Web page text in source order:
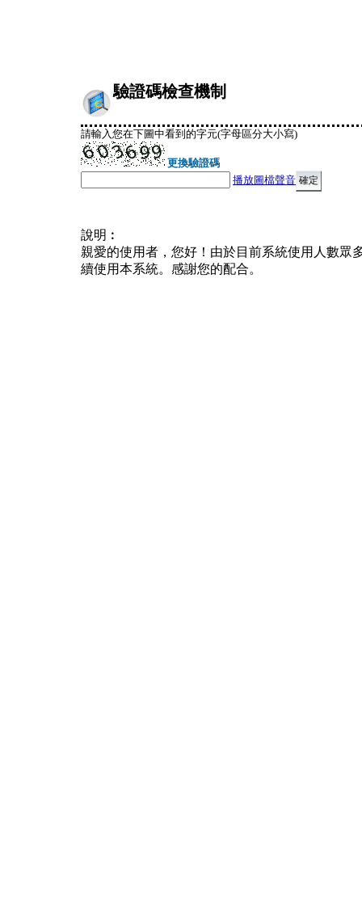
驗證碼檢查機制
請輸入您在下圖中看到的字元(字母區分大小寫)
更換驗證碼
播放圖檔聲音
說明︰
親愛的使用者，您好！由於目前系統使用人數眾
續使用本系統。感謝您的配合。